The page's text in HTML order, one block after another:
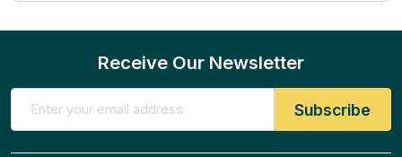
Receive Our Newsletter